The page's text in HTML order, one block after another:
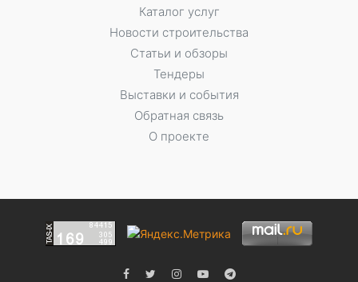
Каталог услуг
Новости строительства
Статьи и обзоры
Тендеры
Выставки и события
Обратная связь
О проекте